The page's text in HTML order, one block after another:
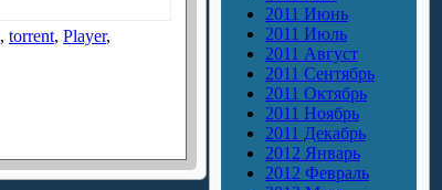
, torrent, Player,
2011 Июнь
2011 Июль
2011 Август
2011 Сентябрь
2011 Октябрь
2011 Ноябрь
2011 Декабрь
2012 Январь
2012 Февраль